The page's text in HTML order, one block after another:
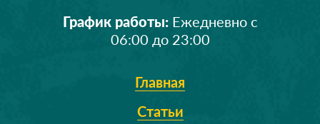
Главная
Статьи
График работы:Ежедневно с
06:00 до 23:00